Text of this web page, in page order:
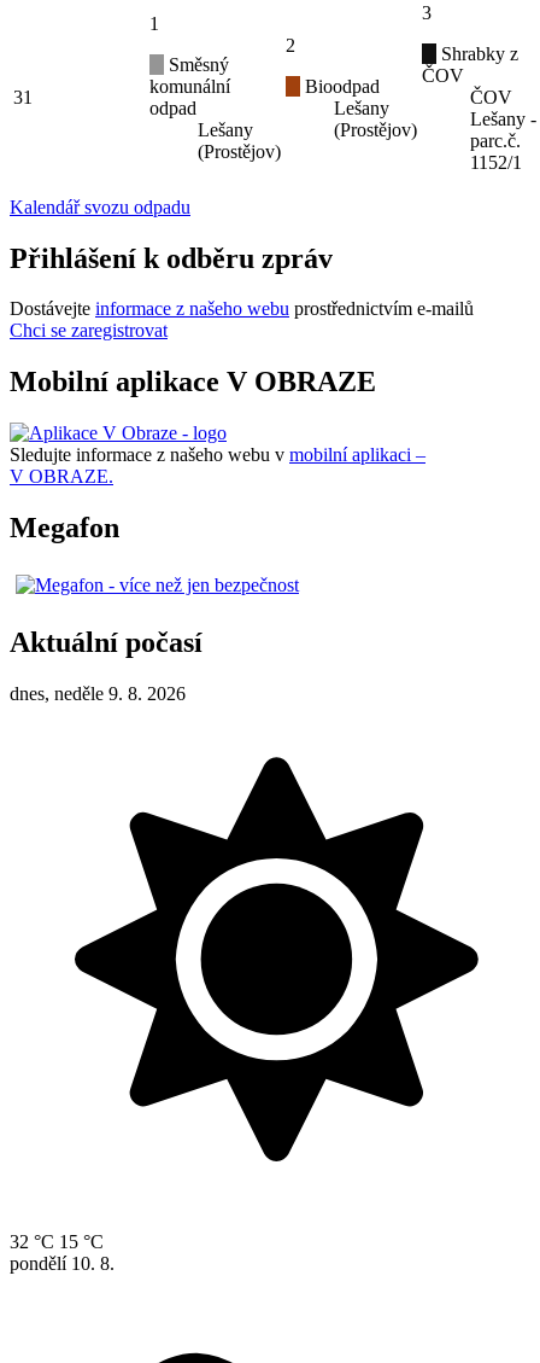
31
1
Směsný
komunální
odpad
Lešany
(Prostějov)
2
Bioodpad
Lešany
(Prostějov)
3
Shrabky z
ČOV
ČOV
Lešany -
parc.č.
1152/1
Kalendář svozu odpadu
Přihlášení k odběru zpráv
Dostávejte informace z našeho webu prostřednictvím e-mailů
Chci se zaregistrovat
Mobilní aplikace V OBRAZE
Sledujte informace z našeho webu v mobilní aplikaci –
V OBRAZE.
Megafon
Aktuální počasí
dnes, neděle 9. 8. 2026
32 °C 15 °C
pondělí 10. 8.